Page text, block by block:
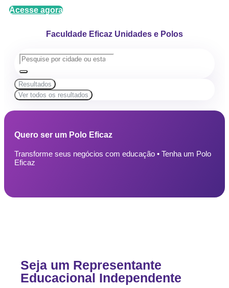
Acesse agora
Faculdade Eficaz Unidades e Polos
Resultados
Ver todos os resultados
Quero ser um Polo Eficaz
Transforme seus negócios com educação • Tenha um Polo
Eficaz
Seja um Representante
Educacional Independente